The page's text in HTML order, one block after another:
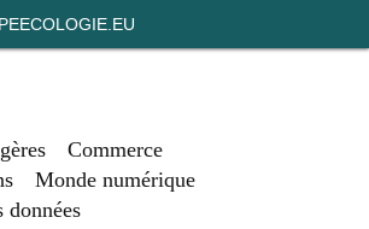
Commerce
Monde numérique
données